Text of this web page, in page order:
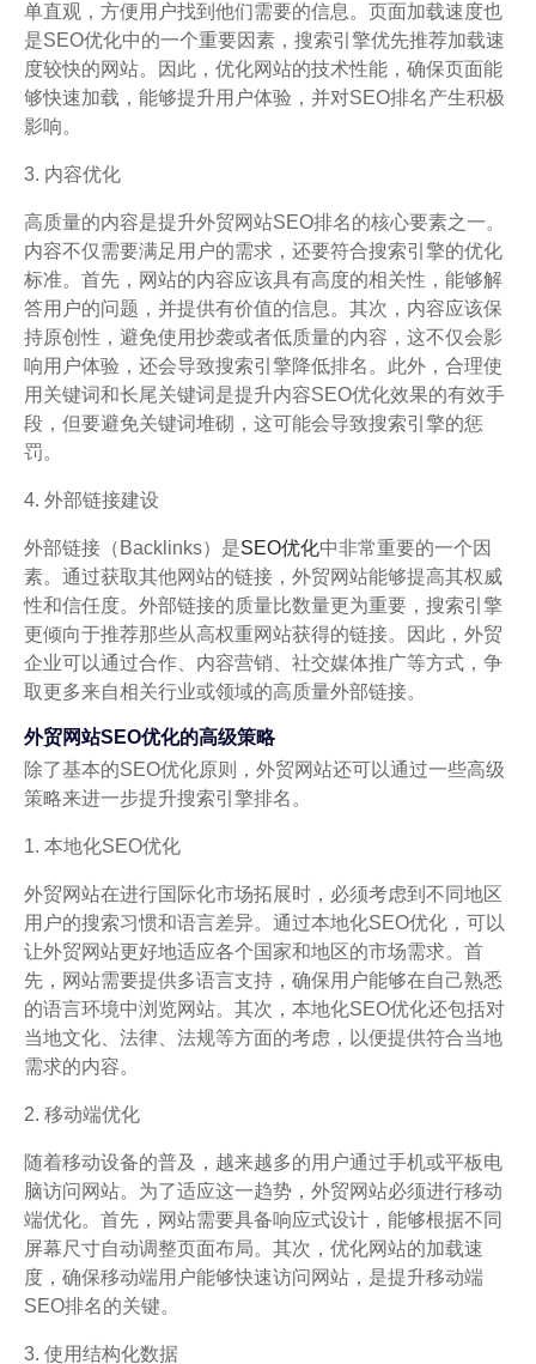
单直观，方便用户找到他们需要的信息。页面加载速度也
是SEO优化中的一个重要因素，搜索引擎优先推荐加载速
度较快的网站。因此，优化网站的技术性能，确保页面能
够快速加载，能够提升用户体验，并对SEO排名产生积极
影响。
3. 内容优化
高质量的内容是提升外贸网站SEO排名的核心要素之一。
内容不仅需要满足用户的需求，还要符合搜索引擎的优化
标准。首先，网站的内容应该具有高度的相关性，能够解
答用户的问题，并提供有价值的信息。其次，内容应该保
持原创性，避免使用抄袭或者低质量的内容，这不仅会影
响用户体验，还会导致搜索引擎降低排名。此外，合理使
用关键词和长尾关键词是提升内容SEO优化效果的有效手
段，但要避免关键词堆砌，这可能会导致搜索引擎的惩
罚。
4. 外部链接建设
外部链接（Backlinks）是SEO优化中非常重要的一个因
素。通过获取其他网站的链接，外贸网站能够提高其权威
性和信任度。外部链接的质量比数量更为重要，搜索引擎
更倾向于推荐那些从高权重网站获得的链接。因此，外贸
企业可以通过合作、内容营销、社交媒体推广等方式，争
取更多来自相关行业或领域的高质量外部链接。
外贸网站SEO优化的高级策略
除了基本的SEO优化原则，外贸网站还可以通过一些高级
策略来进一步提升搜索引擎排名。
1. 本地化SEO优化
外贸网站在进行国际化市场拓展时，必须考虑到不同地区
用户的搜索习惯和语言差异。通过本地化SEO优化，可以
让外贸网站更好地适应各个国家和地区的市场需求。首
先，网站需要提供多语言支持，确保用户能够在自己熟悉
的语言环境中浏览网站。其次，本地化SEO优化还包括对
当地文化、法律、法规等方面的考虑，以便提供符合当地
需求的内容。
2. 移动端优化
随着移动设备的普及，越来越多的用户通过手机或平板电
脑访问网站。为了适应这一趋势，外贸网站必须进行移动
端优化。首先，网站需要具备响应式设计，能够根据不同
屏幕尺寸自动调整页面布局。其次，优化网站的加载速
度，确保移动端用户能够快速访问网站，是提升移动端
SEO排名的关键。
3. 使用结构化数据